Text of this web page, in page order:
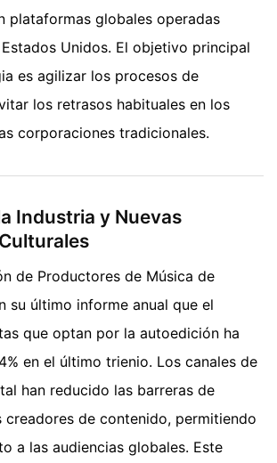
plataformas globales operadas
Unidos. El objetivo principal
es agilizar los procesos de
los retrasos habituales en los
corporaciones tradicionales.
Industria y Nuevas
de Productores de Música de
su último informe anual que el
que optan por la autoedición ha
en el último trienio. Los canales de
han reducido las barreras de
creadores de contenido, permitiendo
a las audiencias globales. Este